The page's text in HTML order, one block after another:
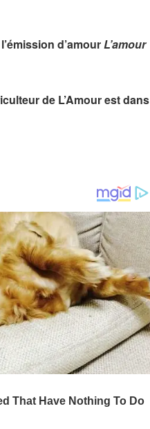
d’amourL’amour
de L’Amour est dans